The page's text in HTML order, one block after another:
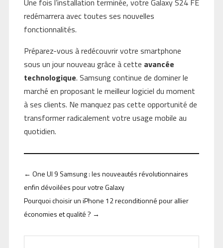
Une fois l’installation terminée, votre Galaxy S24 FE
redémarrera avec toutes ses nouvelles
fonctionnalités.
Préparez-vous à redécouvrir votre smartphone
sous un jour nouveau grâce à cette avancée
technologique. Samsung continue de dominer le
marché en proposant le meilleur logiciel du moment
à ses clients. Ne manquez pas cette opportunité de
transformer radicalement votre usage mobile au
quotidien.
← One UI 9 Samsung : les nouveautés révolutionnaires
enfin dévoilées pour votre Galaxy
Pourquoi choisir un iPhone 12 reconditionné pour allier
économies et qualité ? →